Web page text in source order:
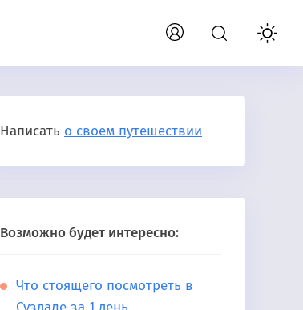
Написать о своем путешествии
Возможно будет интересно:
Что стоящего посмотреть в